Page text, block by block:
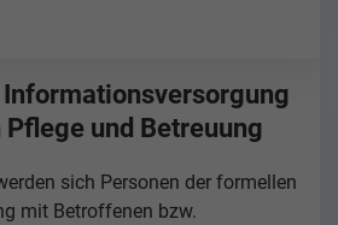
und Betreuung
sich Personen der formellen
mit Betroffenen bzw.